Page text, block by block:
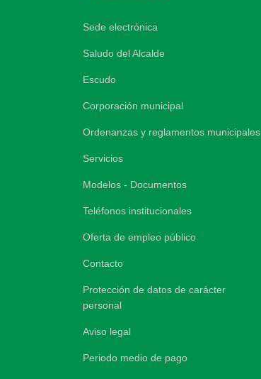
Sede electrónica
Saludo del Alcalde
Escudo
Corporación municipal
Ordenanzas y reglamentos municipales
Servicios
Modelos - Documentos
Teléfonos institucionales
Oferta de empleo público
Contacto
Protección de datos de carácter
personal
Aviso legal
Periodo medio de pago